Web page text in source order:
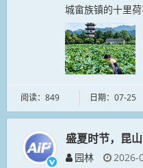
城畲族镇的十里
阅读：849 日期：07-25
盛夏时节，昆
园林
2026-